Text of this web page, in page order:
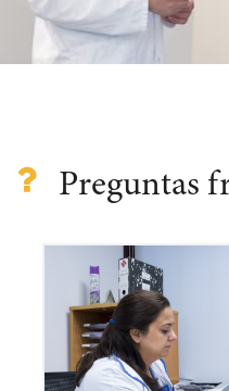
Preguntas